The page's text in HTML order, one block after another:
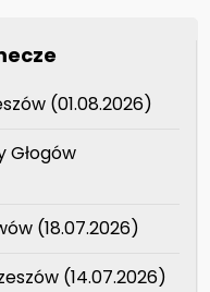
(01.08.2026)
Głogów
(18.07.2026)
(14.07.2026)